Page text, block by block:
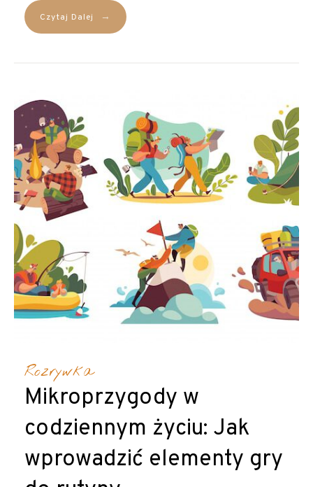
Czytaj Dalej →
Rozrywka
Mikroprzygody w
codziennym życiu: Jak
wprowadzić elementy gry